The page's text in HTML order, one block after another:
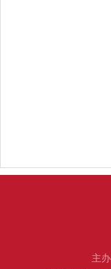
主